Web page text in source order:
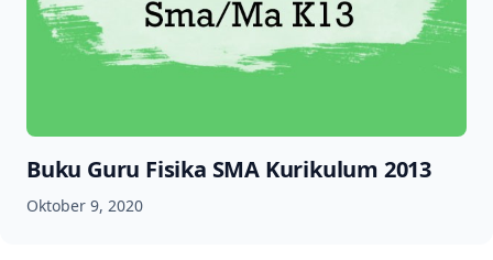
Buku Guru Fisika SMA Kurikulum 2013
Oktober 9, 2020